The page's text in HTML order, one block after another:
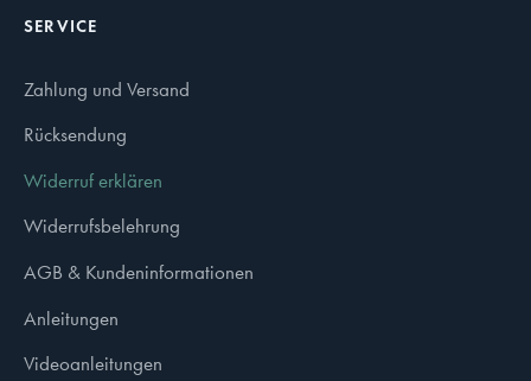
SERVICE
Zahlung und Versand
Rücksendung
Widerruf erklären
Widerrufsbelehrung
AGB & Kundeninformationen
Anleitungen
Videoanleitungen